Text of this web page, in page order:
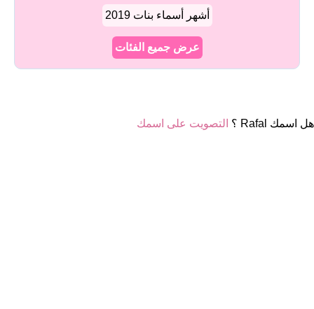
أشهر أسماء بنات 2019
عرض جميع الفئات
هل اسمك Rafal ؟ التصويت على اسمك